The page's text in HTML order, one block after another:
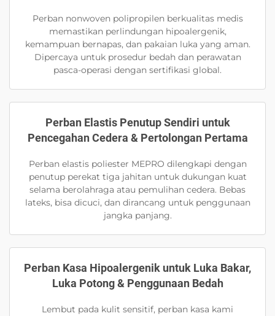
Perban nonwoven polipropilen berkualitas medis
memastikan perlindungan hipoalergenik,
kemampuan bernapas, dan pakaian luka yang aman.
Dipercaya untuk prosedur bedah dan perawatan
pasca-operasi dengan sertifikasi global.
Perban Elastis Penutup Sendiri untuk
Pencegahan Cedera & Pertolongan Pertama
Perban elastis poliester MEPRO dilengkapi dengan
penutup perekat tiga jahitan untuk dukungan kuat
selama berolahraga atau pemulihan cedera. Bebas
lateks, bisa dicuci, dan dirancang untuk penggunaan
jangka panjang.
Perban Kasa Hipoalergenik untuk Luka Bakar,
Luka Potong & Penggunaan Bedah
Lembut pada kulit sensitif, perban kasa kami